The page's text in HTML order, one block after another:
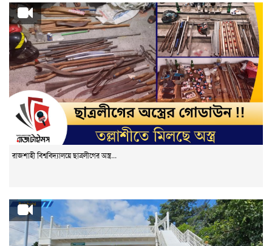
রাজশাহী বিশ্ববিদ্যালয়ে ছাত্রলীগের অস্ত্র...